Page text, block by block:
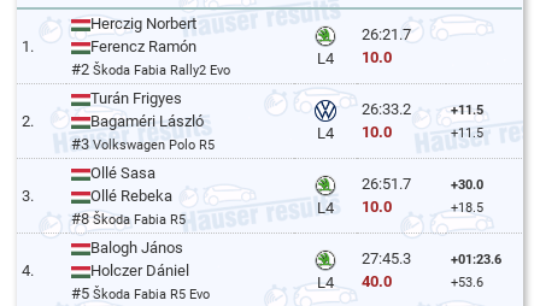
1.
Herczig Norbert
Ferencz Ramón
#2Škoda Fabia Rally2 Evo
L4
26:21.7
10.0
2.
Turán Frigyes
Bagaméri László
#3Volkswagen Polo R5
L4
26:33.2
10.0
+11.5
+11.5
3.
Ollé Sasa
Ollé Rebeka
#8Škoda Fabia R5
L4
26:51.7
10.0
+30.0
+18.5
4.
Balogh János
Holczer Dániel
#5Škoda Fabia R5 Evo
L4
27:45.3
40.0
+01:23.6
+53.6